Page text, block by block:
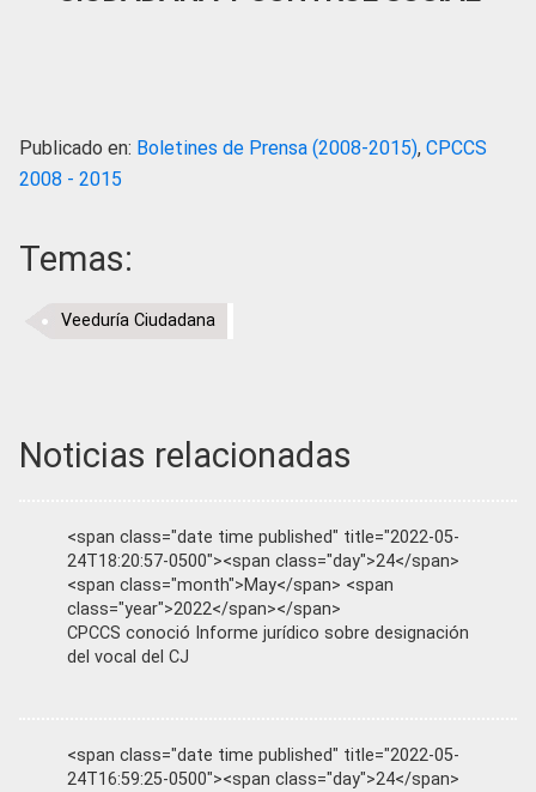
Publicado en: Boletines de Prensa (2008-2015), CPCCS
2008 - 2015
Temas:
Veeduría Ciudadana
Noticias relacionadas
<span class="date time published" title="2022-05-
24T18:20:57-0500"><span class="day">24</span>
<span class="month">May</span> <span
class="year">2022</span></span>
CPCCS conoció Informe jurídico sobre designación
del vocal del CJ
<span class="date time published" title="2022-05-
24T16:59:25-0500"><span class="day">24</span>